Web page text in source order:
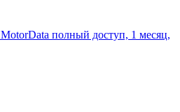
MotorData полный доступ, 1 месяц,